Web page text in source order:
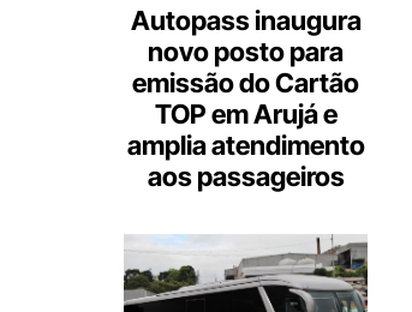
Autopass inaugura
novo posto para
emissão do Cartão
TOP em Arujá e
amplia atendimento
aos passageiros